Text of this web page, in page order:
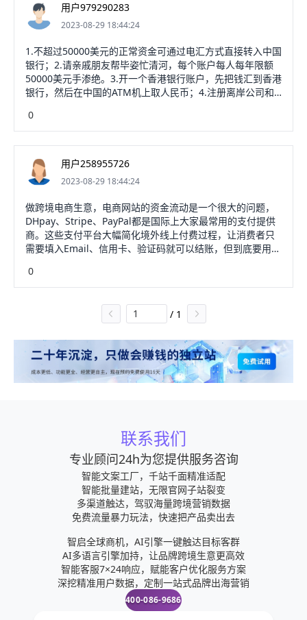
用户979290283
2023-08-29 18:44:24
1.不超过50000美元的正常资金可通过电汇方式直接转入中国
银行；2.请亲戚朋友帮毕姿忙清河，每个账户每人每年限额
50000美元手渗绝。3.开一个香港银行账户，先把钱汇到香港
银行，然后在中国的ATM机上取人民币；4.注册离岸公司和
中国如何办理的相关内容。拓展资料一、从外汇支付到国内
银行一般需要2~3天左右，喊族最长不会超过5天；特殊情况
除外：如周六、周日、银行休息日等。其实，外汇汇款到账
时间不仅与外汇的行进路径有关，还与境外汇款银行的实力
有关。例如，如果委托汇丰银行向中国付款，速度会比一些
外资小银行快1~2天。另外，当外汇进入中国银行深圳分行、
XX分行或XX分行等国内银行时，外汇需要先进入中国银行总
行，再进入分行、支行、支行等，所以时间也会增加。相比
之下，很多国内离岸银行或者香港离岸银行会快很多。毕
竟，外汇的路径不像中国那么复杂，所以需要很多时间。比
如浦发银行或者汇丰离岸银行速度快的时候，半小时甚至几
分钟就能到。理论上，最慢的是24小时内到达。二、境外大
额汇款到国内的手续：1、外汇入境限制：凭身份证件将外汇
以上的，凭身份证件、合法合理的外汇来源和外汇使用证明
办理。2、如果您需要从国外汇款，可以先在国内银行（如中
国银行）开一个外汇账户，然后从国外汇款到这个账户。这
个金额没有限制，但您要注意汇款的目的。不要填写投资或
类似用途。3、收到外汇后，可凭身份证（一年5万美元以下
仅凭一张证件）结汇成人民币，__提取外汇现金，或存入定
0
用户258955726
2023-08-29 18:44:24
做跨境电商生意，电商网站的资金流动是一个很大的问题，
DHpay、Stripe、PayPal都是国际上大家最常用的支付提供
商。这些支付平台大幅简化境外线上付费过程，让消费者只
需要填入Email、信用卡、验证码就可以结账，但到底要用哪
DHpayDHpay是国内敦煌旗下的跨境支付服务提供商，作为
本土跨境支付平台，它提供了人民币结算服务，避免客户每
年5万美金的外汇限制。DHpay支援224个国家和地区，支持
盯逗多种货币交易，喊亮消费者只要输入卡号和验证码即可
不能直接在站内支付。且相对于其他两个支付供应商，
DHpay的手续费低，无任何开通费用、年月费，提现和退款
都没有额外的收费。StripeStripe的收费方式比起PayPal来
说简单了很多，它主打一目了然的收费方式设计简洁、容易
名制用户去境外购物使用的。Stripe的支付方式只需要让消
费者在第一次使用时输入Email和信用卡账号，之后就不用再
填资料，可以直接付款，大幅降低消费者抛弃购物车的机
率。Stripe目前支持的国家只有25个，中国只支持香港地
区，如果国内的商家想要使用的话，得有香港账户才能申
请。或者是申请其他支持国家当地银行账户，这一点对于国
内商家来说是一大麻烦。PayPal作为老牌的第三方交易支付
平台，Paypal支援的国家数量很多，也有支持中国并且有中
文版网页，支持国内主流银行借记卡，实名认证银行卡。对
国内商家做跨境电商来讲应该最容易注册申请和使用的，问
题是Paypal的手续费明显比其他提供商高，还有各种复杂的
附加费用。目前PayPal仅支持将PayPal账户余额中的美元转
换为人民币，其他币种要先兑换为美元。同时，PayPal结账
0
/ 1
联系我们
专业顾问24h为您提供服务咨询
智能文案工厂，千站千面精准适配
智能批量建站，无限官网子站裂变
多渠道触达，驾驭海量跨境营销数据
免费流量暴力玩法，快速把产品卖出去
智启全球商机，AI引擎一键触达目标客群
AI多语言引擎加持，让品牌跨境生意更高效
智能客服7×24响应，赋能客户优化服务方案
深挖精准用户数据，定制一站式品牌出海营销
400-086-9686